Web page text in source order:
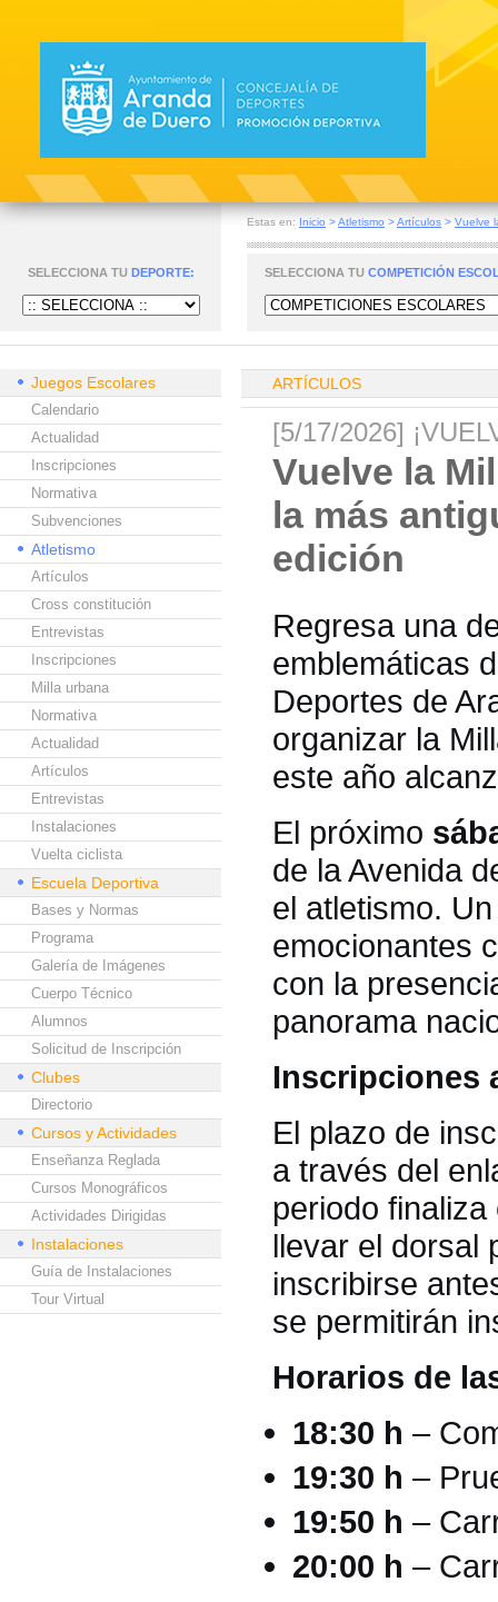
Estas en: Inicio >Atletismo >Artículos > Vuelve
SELECCIONA TU DEPORTE: SELECCIONA TU COMPETICIÓN
Juegos Escolares
Calendario
Actualidad
Inscripciones
Normativa
Subvenciones
Atletismo
Artículos
Cross constitución
Entrevistas
Inscripciones
Milla urbana
Normativa
Actualidad
Artículos
Entrevistas
Instalaciones
Vuelta ciclista
Escuela Deportiva
Bases y Normas
Programa
Galería de Imágenes
Cuerpo Técnico
Alumnos
Solicitud de Inscripción
Clubes
Directorio
Cursos y Actividades
Enseñanza Reglada
Cursos Monográficos
Actividades Dirigidas
Instalaciones
Guía de Instalaciones
Tour Virtual
ARTÍCULOS
[5/17/2026]
Vuelve la
la más
edición
Regresa una
emblemáticas
Deportes de
organizar la
este año
El próximo
de la Avenida
el atletismo.
emocionantes
con la
panorama
Inscripciones
El plazo de
a través del
periodo
llevar el dorsal
inscribirse
se permitirán
Horarios de
18:30 h –
19:30 h –
19:50 h –
20:00 h –